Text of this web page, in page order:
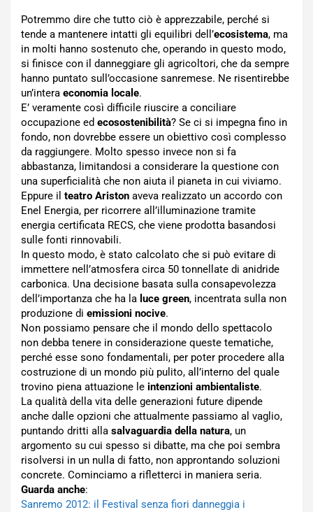
Potremmo dire che tutto ciò è apprezzabile, perché si
tende a mantenere intatti gli equilibri dell’ecosistema, ma
in molti hanno sostenuto che, operando in questo modo,
si finisce con il danneggiare gli agricoltori, che da sempre
hanno puntato sull’occasione sanremese. Ne risentirebbe
un’intera economia locale.
E’ veramente così difficile riuscire a conciliare
occupazione ed ecosostenibilità? Se ci si impegna fino in
fondo, non dovrebbe essere un obiettivo così complesso
da raggiungere. Molto spesso invece non si fa
abbastanza, limitandosi a considerare la questione con
una superficialità che non aiuta il pianeta in cui viviamo.
Eppure il teatro Ariston aveva realizzato un accordo con
Enel Energia, per ricorrere all’illuminazione tramite
energia certificata RECS, che viene prodotta basandosi
sulle fonti rinnovabili.
In questo modo, è stato calcolato che si può evitare di
immettere nell’atmosfera circa 50 tonnellate di anidride
carbonica. Una decisione basata sulla consapevolezza
dell’importanza che ha la luce green, incentrata sulla non
produzione di emissioni nocive.
Non possiamo pensare che il mondo dello spettacolo
non debba tenere in considerazione queste tematiche,
perché esse sono fondamentali, per poter procedere alla
costruzione di un mondo più pulito, all’interno del quale
trovino piena attuazione le intenzioni ambientaliste.
La qualità della vita delle generazioni future dipende
anche dalle opzioni che attualmente passiamo al vaglio,
puntando dritti alla salvaguardia della natura, un
argomento su cui spesso si dibatte, ma che poi sembra
risolversi in un nulla di fatto, non approntando soluzioni
concrete. Cominciamo a rifletterci in maniera seria.
Guarda anche:
Sanremo 2012: il Festival senza fiori danneggia i